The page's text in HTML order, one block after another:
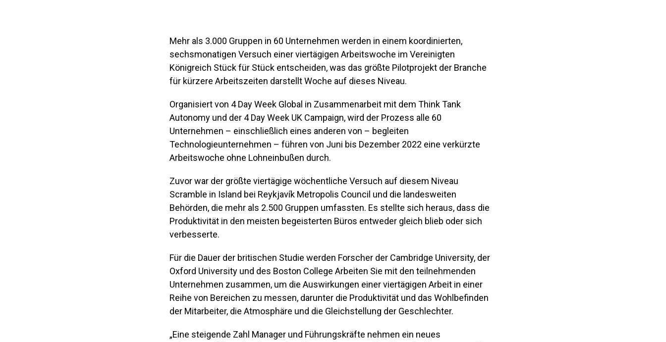
Mehr als 3.000 Gruppen in 60 Unternehmen werden in einem koordinierten,
sechsmonatigen Versuch einer viertägigen Arbeitswoche im Vereinigten
Königreich Stück für Stück entscheiden, was das größte Pilotprojekt der Branche
für kürzere Arbeitszeiten darstellt Woche auf dieses Niveau.
Organisiert von 4 Day Week Global in Zusammenarbeit mit dem Think Tank
Autonomy und der 4 Day Week UK Campaign, wird der Prozess alle 60
Unternehmen – einschließlich eines anderen von – begleiten
Technologieunternehmen – führen von Juni bis Dezember 2022 eine verkürzte
Arbeitswoche ohne Lohneinbußen durch.
Zuvor war der größte viertägige wöchentliche Versuch auf diesem Niveau
Scramble in Island bei Reykjavík Metropolis Council und die landesweiten
Behörden, die mehr als 2.500 Gruppen umfassten. Es stellte sich heraus, dass die
Produktivität in den meisten begeisterten Büros entweder gleich blieb oder sich
verbesserte.
Für die Dauer der britischen Studie werden Forscher der Cambridge University, der
Oxford University und des Boston College Arbeiten Sie mit den teilnehmenden
Unternehmen zusammen, um die Auswirkungen einer viertägigen Arbeit in einer
Reihe von Bereichen zu messen, darunter die Produktivität und das Wohlbefinden
der Mitarbeiter, die Atmosphäre und die Gleichstellung der Geschlechter.
„Eine steigende Zahl Manager und Führungskräfte nehmen ein neues